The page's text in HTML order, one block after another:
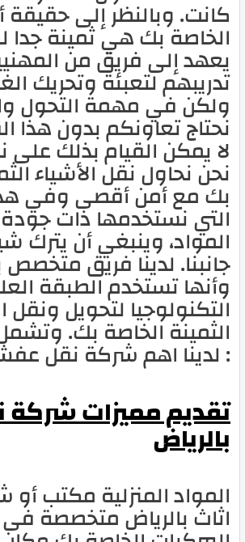
كانت. وبالنظر إلى
الخاصة بك هي ثمينة جدا
يعهد إلى فريق من
تدريبهم لتعبئة وتحريك
ولكن في مهمة التحول
نحتاج تعاونكم بدون هذا
لا يمكن القيام بذلك
نحن نحاول نقل الأشياء
بك مع أمن أقصى وفي
التي نستخدمها ذات
المواد، وينبغي أن يترك
جانبنا. لدينا فريق متخصص
وأنها تستخدم الطبقة
التكنولوجيا لتحويل ونقل
الثمينة الخاصة بك.
لدينا اهم شركة نقل عفش بالرياض :
تقديم مميزات شركة
بالرياض
المواد المنزلية مكتب
اثاث بالرياض متخصصة